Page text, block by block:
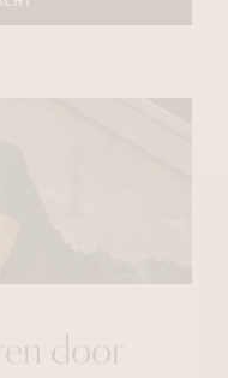
door